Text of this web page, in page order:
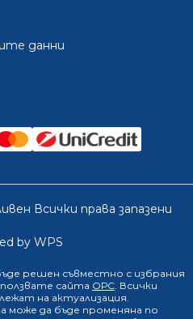
данни
Всички права запазени
by WPS
решен съвместно с избрания
сайта ОРС. Всички
на актуализация.
да бъде променяна по